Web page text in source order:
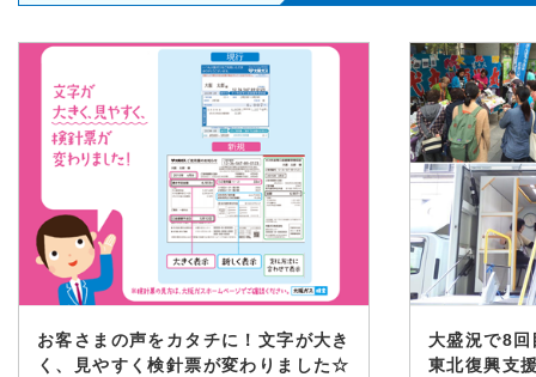
お客さまの声をカタチに！文字が大き
く、見やすく検針票が変わりました☆
大盛況で8
東北復興支